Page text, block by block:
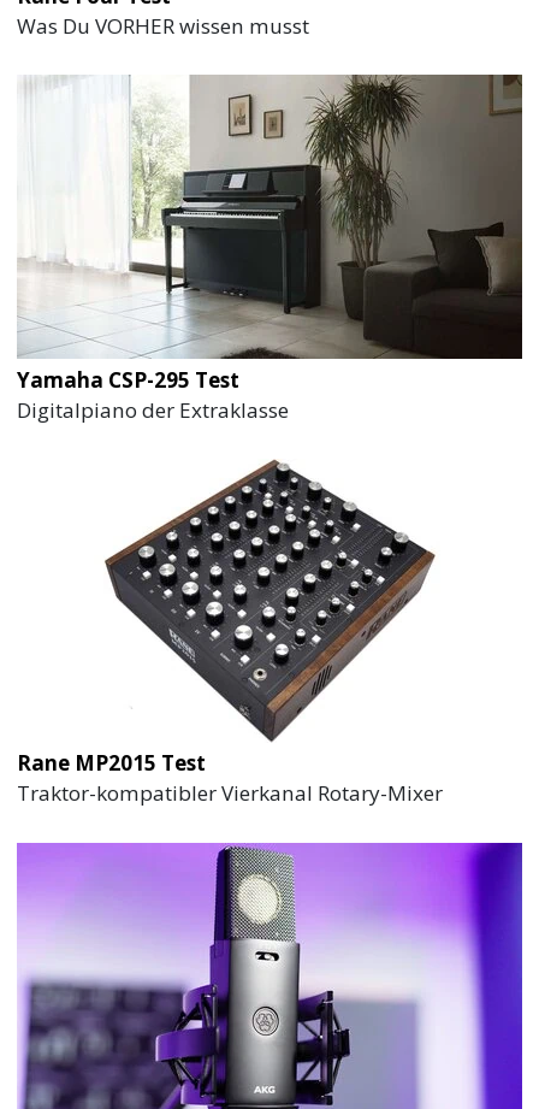
Was Du VORHER wissen musst
Yamaha CSP-295 Test
Digitalpiano der Extraklasse
Rane MP2015 Test
Traktor-kompatibler Vierkanal Rotary-Mixer